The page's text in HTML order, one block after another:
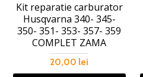
Kit reparatie carburator
Husqvarna 340- 345-
350- 351- 353- 357- 359
COMPLET ZAMA
20,00 lei